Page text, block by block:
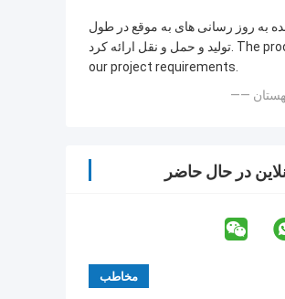
به روز رسانی های به موقع در طول
تولید و حمل و نقل ارائه کرد. The products met
our project requirements.